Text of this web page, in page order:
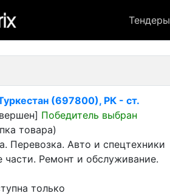
Тендеры
(697800), РК - ст.
Победитель выбран
товара)
Перевозка. Авто и спецтехники
Ремонт и обслуживание.
только